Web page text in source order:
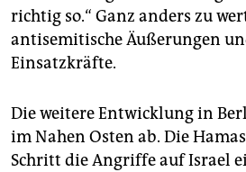
richtig so.“ Ganz anders zu
antisemitische Äußerungen
Einsatzkräfte.
Die weitere Entwicklung in
im Nahen Osten ab. Die
Schritt die Angriffe auf Israel